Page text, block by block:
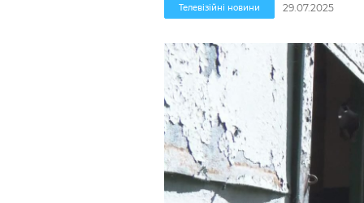
Телевізійні новини 29.07.2025